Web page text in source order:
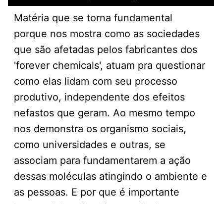
Matéria que se torna fundamental
porque nos mostra como as sociedades
que são afetadas pelos fabricantes dos
'forever chemicals', atuam pra questionar
como elas lidam com seu processo
produtivo, independente dos efeitos
nefastos que geram. Ao mesmo tempo
nos demonstra os organismo sociais,
como universidades e outras, se
associam para fundamentarem a ação
dessas moléculas atingindo o ambiente e
as pessoas. E por que é importante